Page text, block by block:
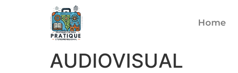
Home
AUDIOVISUAL